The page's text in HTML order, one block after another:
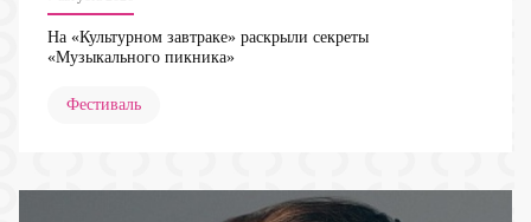
На «Культурном завтраке» раскрыли секреты
«Музыкального пикника»
Фестиваль